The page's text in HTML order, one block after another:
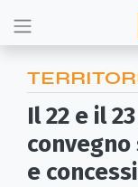
Il 22 e il
e